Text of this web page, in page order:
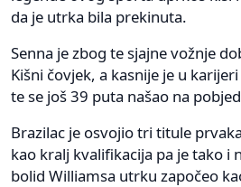
da je utrka bila prekinuta.
Senna je zbog te sjajne vožnje
Kišni čovjek, a kasnije je u
te se još 39 puta našao na
Brazilac je osvojio tri titule
kao kralj kvalifikacija pa je tako i
bolid Williamsa utrku započeo